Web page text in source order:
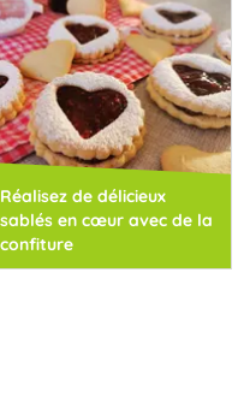
Réalisez de délicieux
sablés en cœur avec de la
confiture